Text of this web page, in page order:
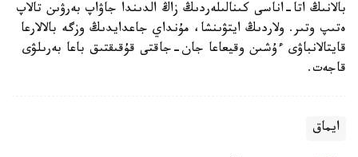
بالانىڭ اتا-اناسى كىنالىلەردىڭ زاڭ الدىندا جاۋاپ بەرۋىن تالاپ
ەتىپ وتىر. ولاردىڭ ايتۋىنشا، مۇنداي جاعدايدىڭ وزگە بالالارعا
قايتالانباۋى ءۇشىن وقيعاعا جان-جاقتى قۇقىقتىق باعا بەرىلۋى
قاجەت.
ايماق